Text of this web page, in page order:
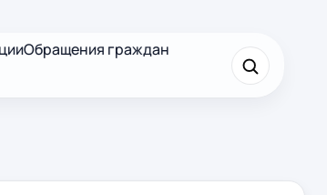
Обращения граждан